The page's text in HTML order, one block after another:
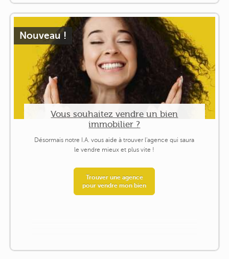
Nouveau !
Vous souhaitez vendre un bien
immobilier ?
Désormais notre I.A. vous aide à trouver l'agence qui saura
le vendre mieux et plus vite !
Trouver une agence
pour vendre mon bien